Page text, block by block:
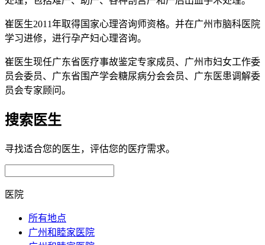
崔医生2011年取得国家心理咨询师资格。并在广州市脑科医院
学习进修，进行孕产妇心理咨询。
崔医生现任广东省医疗事故鉴定专家成员、广州市妇女工作委
员会委员、广东省围产学会糖尿病分会会员、广东医患调解委
员会专家顾问。
搜索医生
寻找适合您的医生，评估您的医疗需求。
医院
所有地点
广州和睦家医院